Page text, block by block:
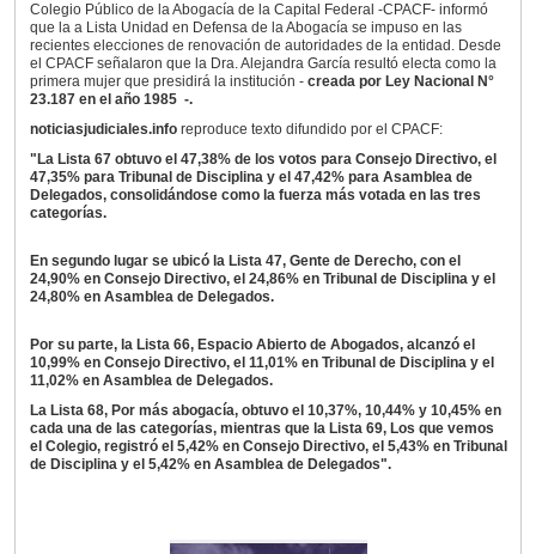
Colegio Público de la Abogacía de la Capital Federal -CPACF- informó
que la a Lista Unidad en Defensa de la Abogacía se impuso en las
recientes elecciones de renovación de autoridades de la entidad. Desde
el CPACF señalaron que la Dra. Alejandra García resultó electa como la
primera mujer que presidirá la institución - creada por Ley Nacional N°
23.187 en el año 1985 -.
noticiasjudiciales.info reproduce texto difundido por el CPACF:
"La Lista 67 obtuvo el 47,38% de los votos para Consejo Directivo, el
47,35% para Tribunal de Disciplina y el 47,42% para Asamblea de
Delegados, consolidándose como la fuerza más votada en las tres
categorías.
En segundo lugar se ubicó la Lista 47, Gente de Derecho, con el
24,90% en Consejo Directivo, el 24,86% en Tribunal de Disciplina y el
24,80% en Asamblea de Delegados.
Por su parte, la Lista 66, Espacio Abierto de Abogados, alcanzó el
10,99% en Consejo Directivo, el 11,01% en Tribunal de Disciplina y el
11,02% en Asamblea de Delegados.
La Lista 68, Por más abogacía, obtuvo el 10,37%, 10,44% y 10,45% en
cada una de las categorías, mientras que la Lista 69, Los que vemos
el Colegio, registró el 5,42% en Consejo Directivo, el 5,43% en Tribunal
de Disciplina y el 5,42% en Asamblea de Delegados".